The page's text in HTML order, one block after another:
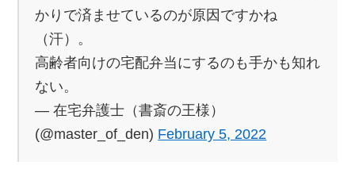
かりで済ませているのが原因ですかね
（汗）。
高齢者向けの宅配弁当にするのも手かも知れ
ない。
— 在宅弁護士（書斎の王様）
(@master_of_den) February 5, 2022